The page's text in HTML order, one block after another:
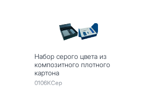
Набор серого цвета из
композитного плотного
картона
0106КСер